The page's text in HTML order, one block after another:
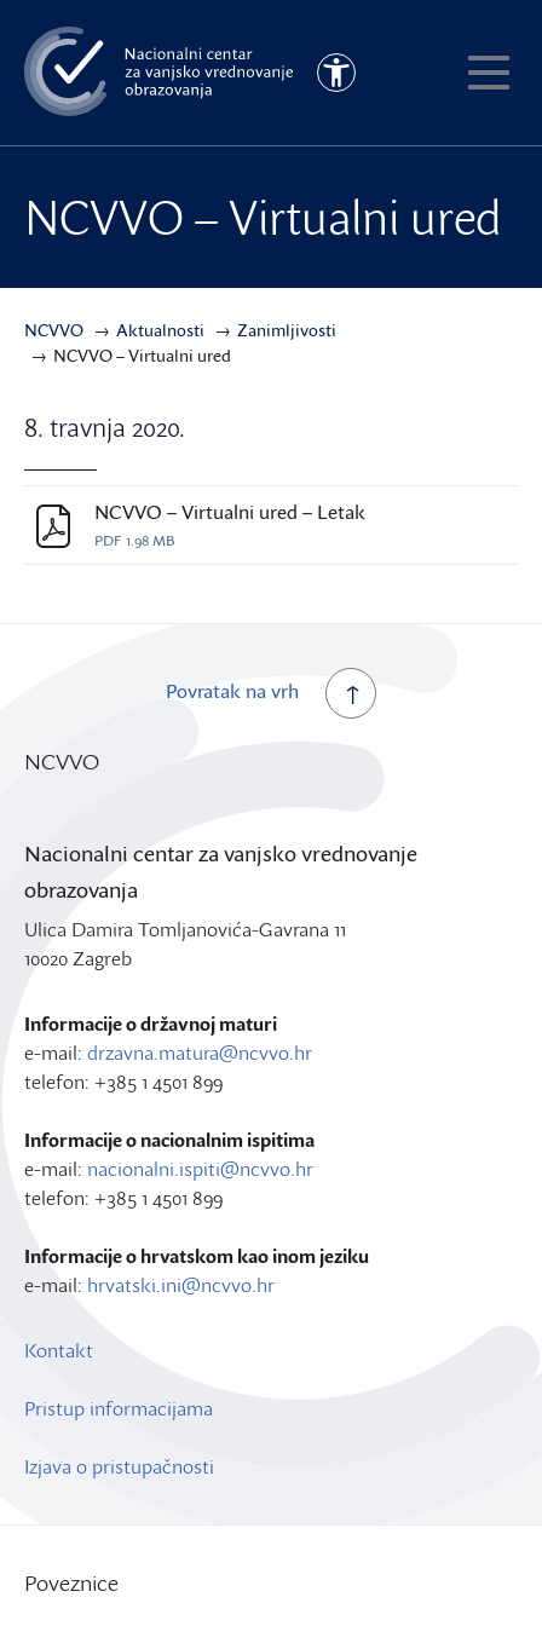
na
glavni
sadržaj
Pristupačnost
NCVVO – Virtualni ured
NCVVO Aktualnosti
Zanimljivosti
NCVVO – Virtualni ured
8. travnja 2020.
NCVVO – Virtualni ured – Letak
PDF 1.98 MB
Povratak na vrh
NCVVO
Nacionalni centar za vanjsko vrednovanje
obrazovanja
Ulica Damira Tomljanovića-Gavrana 11
10020 Zagreb
Informacije o državnoj maturi
e-mail: drzavna.matura@ncvvo.hr
telefon: +385 1 4501 899
Informacije o nacionalnim ispitima
e-mail: nacionalni.ispiti@ncvvo.hr
telefon: +385 1 4501 899
Informacije o hrvatskom kao inom jeziku
e-mail: hrvatski.ini@ncvvo.hr
Kontakt
Pristup informacijama
Izjava o pristupačnosti
Poveznice